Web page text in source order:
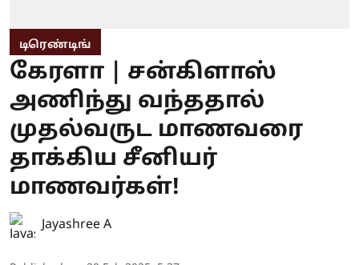
டிரெண்டிங்
கேரளா | சன்கிளாஸ்
அணிந்து வந்ததால்
முதல்வருட மாணவரை
தாக்கிய சீனியர்
மாணவர்கள்!
Jayashree A